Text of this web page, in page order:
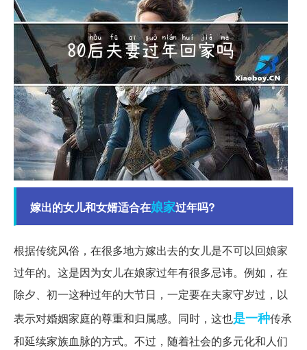
嫁出的女儿和女婿适合在娘家过年吗?
根据传统风俗，在很多地方嫁出去的女儿是不可以回娘家
过年的。这是因为女儿在娘家过年有很多忌讳。例如，在
除夕、初一这种过年的大节日，一定要在夫家守岁过，以
表示对婚姻家庭的尊重和归属感。同时，这也是一种传承
和延续家族血脉的方式。不过，随着社会的多元化和人们